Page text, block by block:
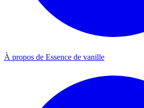
À propos de Essence de vanille